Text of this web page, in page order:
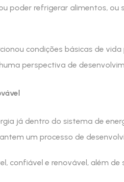
poder refrigerar alimentos,
condições básicas de
perspectiva de
já dentro do sistema de
um processo de
confiável e renovável, além